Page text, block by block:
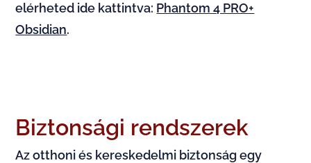
elérheted ide kattintva: Phantom 4 PRO+
Obsidian.
Biztonsági rendszerek
Az otthoni és kereskedelmi biztonság egy